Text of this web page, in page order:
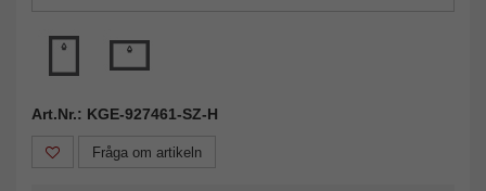
Art.Nr.: KGE-927461-SZ-H
Fråga om artikeln